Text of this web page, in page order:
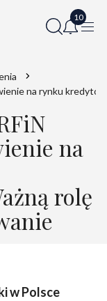
na rynku
na
rolę
w Polsce